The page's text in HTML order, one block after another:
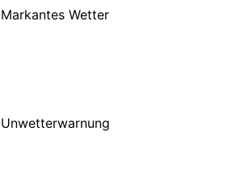
Markantes Wetter
Unwetterwarnung